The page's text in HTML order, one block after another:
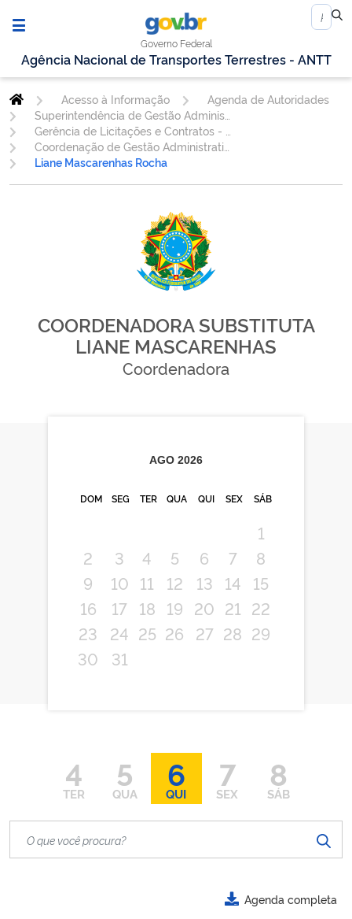
Governo Federal
Agência Nacional de Transportes Terrestres - ANTT
Acesso à Informação
Agenda de Autoridades
Superintendência de Gestão Administrativa
Liane Mascarenhas Rocha
COORDENADORA SUBSTITUTA
LIANE MASCARENHAS
Coordenadora
AGO 2026
DOM SEG TER QUA QUI SEX SÁB
1
2
3 4 5 6 7
8
9
10 11 12 13 14
15
16
17 18 19 20 21
22
23
24 25 26 27 28 29
30
31
4
TER
5
QUA
6
QUI
7
SEX
8
SÁB
Agenda completa